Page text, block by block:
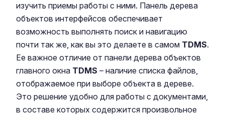
изучить приемы работы с ними. Панель дерева
объектов интерфейсов обеспечивает
возможность выполнять поиск и навигацию
почти так же, как вы это делаете в самом TDMS.
Ее важное отличие от панели дерева объектов
главного окна TDMS – наличие списка файлов,
отображаемое при выборе объекта в дереве.
Это решение удобно для работы с документами,
в составе которых содержится произвольное